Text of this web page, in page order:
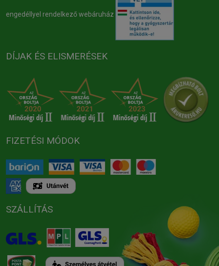
engedéllyel rendelkező webáruház
DÍJAK ÉS ELISMERÉSEK
FIZETÉSI MÓDOK
SZÁLLÍTÁS